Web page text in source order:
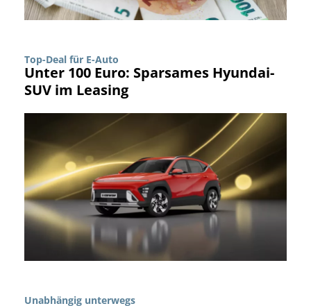
Top-Deal für E-Auto
Unter 100 Euro: Sparsames Hyundai-
SUV im Leasing
Unabhängig unterwegs